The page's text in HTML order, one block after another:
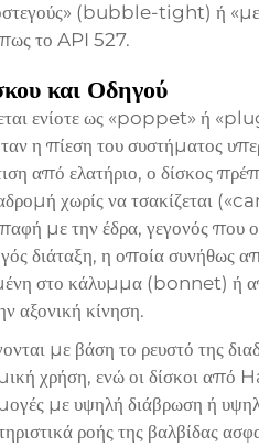
(bubble-tight) ή
το API 527.
και Οδηγού
ενίοτε ως «poppet» ή
η πίεση του συστήματος
από ελατήριο, ο δίσκος
χωρίς να τσακίζεται
με την έδρα, γεγονός
διάταξη, η οποία συνήθως
στο κάλυμμα (bonnet) ή
αξονική κίνηση.
με βάση το ρευστό της
χρήση, ενώ οι δίσκοι
με υψηλή διάβρωση ή
ροής της βαλβίδας